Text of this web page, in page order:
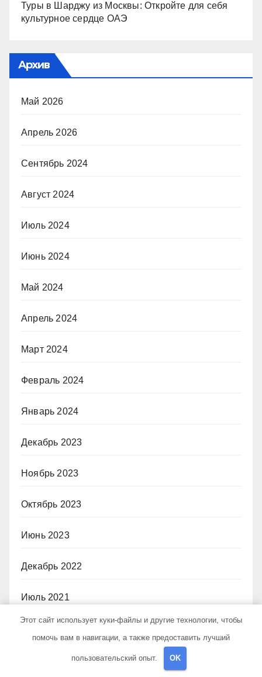
Туры в Шарджу из Москвы: Откройте для себя
культурное сердце ОАЭ
Архив
Май 2026
Апрель 2026
Сентябрь 2024
Август 2024
Июль 2024
Июнь 2024
Май 2024
Апрель 2024
Март 2024
Февраль 2024
Январь 2024
Декабрь 2023
Ноябрь 2023
Октябрь 2023
Июнь 2023
Декабрь 2022
Июль 2021
Этот сайт использует куки-файлы и другие технологии, чтобы
помочь вам в навигации, а также предоставить лучший
пользовательский опыт. OK